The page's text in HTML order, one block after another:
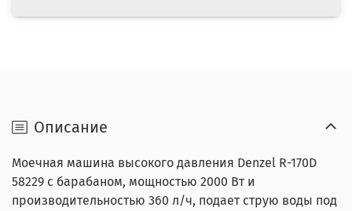
Описание
Моечная машина высокого давления Denzel R-170D
58229 с барабаном, мощностью 2000 Вт и
производительностью 360 л/ч, подает струю воды под